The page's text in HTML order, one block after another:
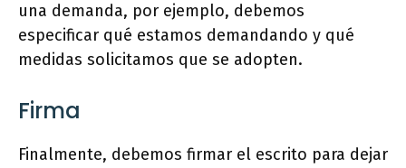
una demanda, por ejemplo, debemos
especificar qué estamos demandando y qué
medidas solicitamos que se adopten.
Firma
Finalmente, debemos firmar el escrito para dejar